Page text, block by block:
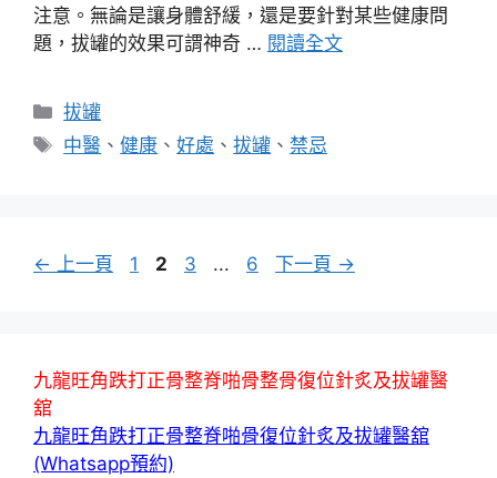
注意。無論是讓身體舒緩，還是要針對某些健康問
題，拔罐的效果可謂神奇 … 閱讀全文
分
類
拔罐
標
中醫 、健康 、好處 、拔罐 、禁忌
← 上一頁
頁
1
頁
2
頁
3 ...
頁
6 下一頁 →
九龍旺角跌打正骨整脊啪骨整骨復位針炙及拔罐醫
舘
九龍旺角跌打正骨整脊啪骨復位針炙及拔罐醫舘
(Whatsapp預約)